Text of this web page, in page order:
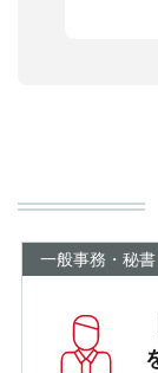
一般事務・秘書